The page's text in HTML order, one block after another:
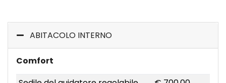
ABITACOLO INTERNO
Comfort